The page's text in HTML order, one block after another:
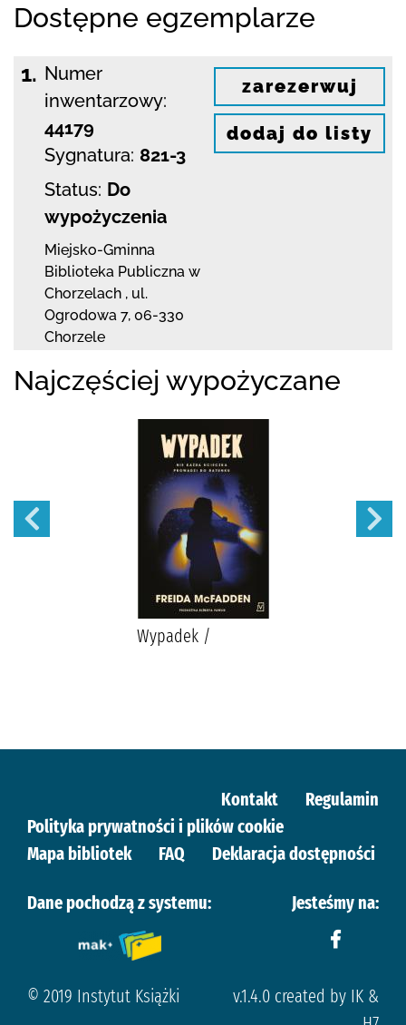
Dostępne egzemplarze
1. Numer
inwentarzowy:
44179
Sygnatura: 821-3
Status: Do
wypożyczenia
Miejsko-Gminna
Biblioteka Publiczna w
Chorzelach , ul.
Ogrodowa 7, 06-330
Chorzele
zarezerwuj
dodaj do listy
Najczęściej wypożyczane
Wypadek /
Kontakt
Regulamin
Polityka prywatności i plików cookie
Mapa bibliotek
FAQ Deklaracja dostępności
Dane pochodzą z systemu: Jesteśmy na:
© 2019 Instytut Książki
v.1.4.0 created by IK &